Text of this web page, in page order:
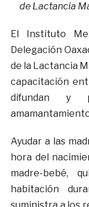
de Lactancia
El Instituto
Delegación
de la Lactancia
capacitación
difundan y
Ayudar a las
hora del
madre-bebé,
habitación